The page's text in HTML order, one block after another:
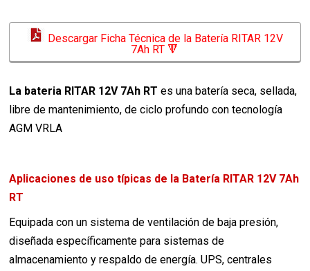
Descargar Ficha Técnica de la Batería RITAR 12V
7Ah RT 🔻
La bateria RITAR 12V 7Ah RT es una batería seca, sellada,
libre de mantenimiento, de ciclo profundo con tecnología
AGM VRLA
Aplicaciones de uso típicas de la Batería RITAR 12V 7Ah
RT
Equipada con un sistema de ventilación de baja presión,
diseñada específicamente para sistemas de
almacenamiento y respaldo de energía. UPS, centrales